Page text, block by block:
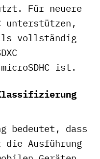
Für neuere
unterstützen,
vollständig
ist.
bedeutet, dass
Ausführung